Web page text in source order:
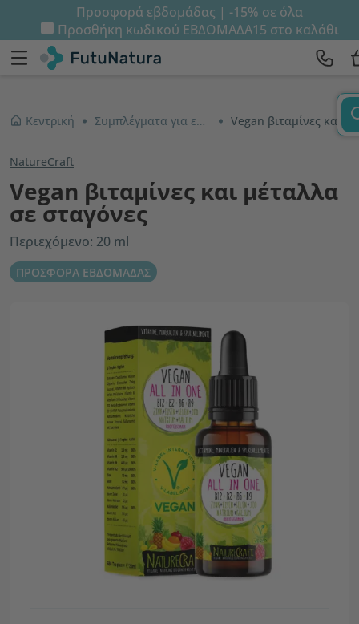
Προσφορά εβδομάδας | -15% σε όλα
Προσθήκη κωδικού ΕΒΔΟΜΑΔΑ15 στο καλάθι
Κεντρική Συμπλέγματα για ενήλικες
NatureCraft
Vegan βιταμίνες και μέταλλα
σε σταγόνες
Περιεχόμενο: 20 ml
ΠΡΟΣΦΟΡΑ ΕΒΔΟΜΑΔΑΣ